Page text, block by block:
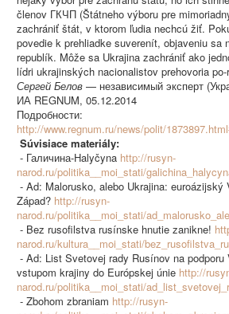
členov ГКЧП (Štátneho výboru pre
zachrániť štát, v ktorom ľudia nechcú žiť.
povedie k prehliadke suverenít, objaveniu sa
republík. Môže sa Ukrajina zachrániť ako
lídri ukrajinských nacionalistov prehovoria
Сергей Белов — независимый эксперт
ИА REGNUM, 05.12.2014
Подробности:
http://www.regnum.ru/news/polit/
Súvisiace materiály:
- Галичина-Halyčyna http://rusyn-
narod.ru/politika__moi_stati/
- Ad: Malorusko, alebo Ukrajina: euroázijský
Západ? http://rusyn-
narod.ru/politika__moi_stati/
- Bez rusofilstva rusínske hnutie zanikne!
narod.ru/kultura__moi_stati/
- Ad: List Svetovej rady Rusínov na podporu
vstupom krajiny do Európskej únie http://
narod.ru/politika__moi_stati/
- Zbohom zbraniam http://rusyn-